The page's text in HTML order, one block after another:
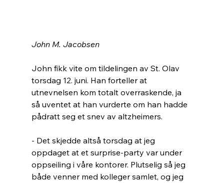
John M. Jacobsen
John fikk vite om tildelingen av St. Olav
torsdag 12. juni. Han forteller at
utnevnelsen kom totalt overraskende, ja
så uventet at han vurderte om han hadde
pådratt seg et snev av altzheimers.
- Det skjedde altså torsdag at jeg
oppdaget at et surprise-party var under
oppseiling i våre kontorer. Plutselig så jeg
både venner med kolleger samlet, og jeg